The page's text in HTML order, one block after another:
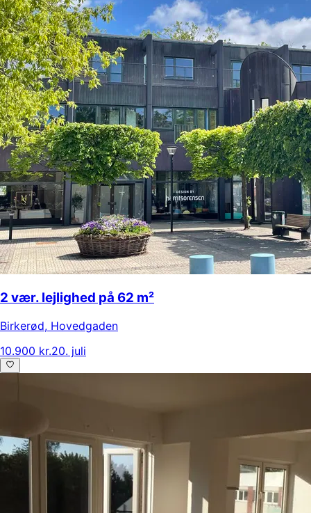
2 vær. lejlighed på 62 m²
Birkerød, Hovedgaden
10.900 kr.20. juli